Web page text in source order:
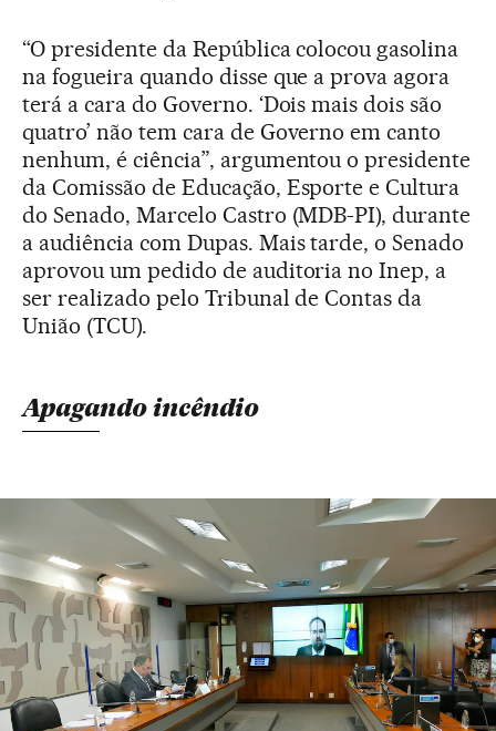
“O presidente da República colocou gasolina
na fogueira quando disse que a prova agora
terá a cara do Governo. ‘Dois mais dois são
quatro’ não tem cara de Governo em canto
nenhum, é ciência”, argumentou o presidente
da Comissão de Educação, Esporte e Cultura
do Senado, Marcelo Castro (MDB-PI), durante
a audiência com Dupas. Mais tarde, o Senado
aprovou um pedido de auditoria no Inep, a
ser realizado pelo Tribunal de Contas da
União (TCU).
Apagando incêndio